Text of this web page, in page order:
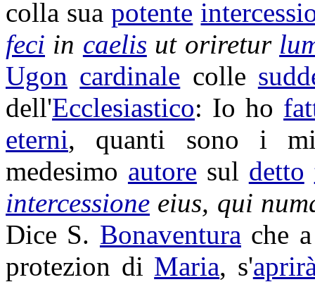
colla suapotente
feci in caelis ut oriretur
Ugon cardinale colle
dell'Ecclesiastico: Io ho
eterni, quanti sono i
medesimo autore sul detto
intercessione eius, qui
Dice S. Bonaventura che
protezion di Maria, s'